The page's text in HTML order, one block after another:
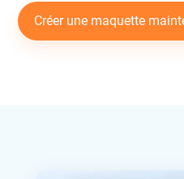
Créer une maquette